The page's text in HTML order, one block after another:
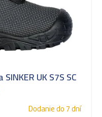
UK S7S SC
Dodanie do 7 dní